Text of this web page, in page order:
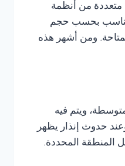
متعددة من أنظمة
المناسب بحسب حجم
ومن أشهر هذه
ويتم فيه
حدوث إنذار يظهر
المنطقة المحددة.